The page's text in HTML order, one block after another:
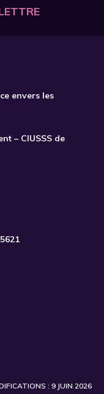
envers les
– CIUSSS de
: 9 JUIN 2026